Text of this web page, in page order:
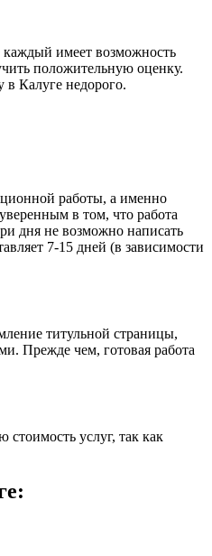
каждый имеет возможность
положительную оценку.
в Калуге недорого.
работы, а именно
в том, что работа
дня не возможно написать
7-15 дней (в зависимости
титульной страницы,
Прежде чем, готовая работа
услуг, так как